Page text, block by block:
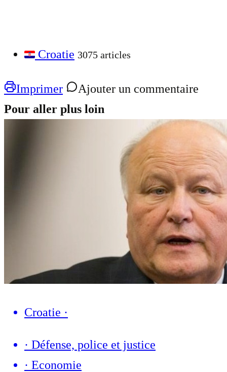
Croatie 3075 articles
Imprimer
Ajouter un commentaire
Pour aller plus loin
Croatie ·
· Défense, police et justice
· Economie